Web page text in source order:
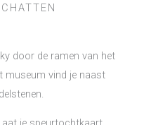
door de ramen van het
museum vind je naast